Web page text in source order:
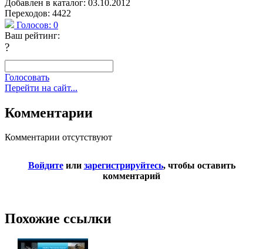
Добавлен в каталог: 03.10.2012
Переходов: 4422
Голосов: 0
Ваш рейтинг:
?
Голосовать
Перейти на сайт...
Комментарии
Комментарии отсутствуют
Войдитеили зарегистрируйтесь, чтобы оставить
комментарий
Похожие ссылки